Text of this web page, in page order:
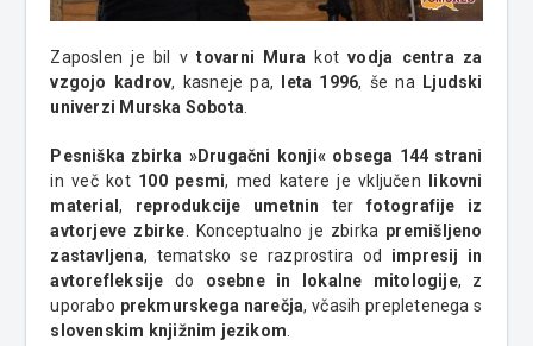
Zaposlen je bil vtovarni Mura kotvodja centra za
vzgojo kadrov, kasneje pa, leta 1996, še na
Ljudski
univerzi Murska Sobota
Pesniška zbirka »Drugačni konji« obsega 144 strani
in več kot 100 pesmi, med katere je vključen
likovni
material, reprodukcije umetnin terfotografije iz
avtorjeve zbirke . Konceptualno je zbirka premišljeno
zastavljena, tematsko se razprostira od impresij in
avtorefleksije do osebne in lokalne mitologije, z
uporabo prekmurskega narečja, včasih prepletenega s
slovenskim knjižnim jezikom